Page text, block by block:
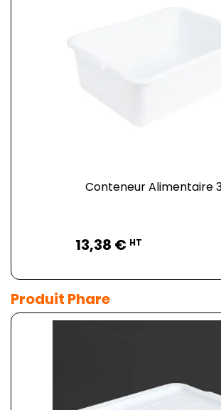
Conteneur Alimentaire
13,38 € HT
Produit Phare